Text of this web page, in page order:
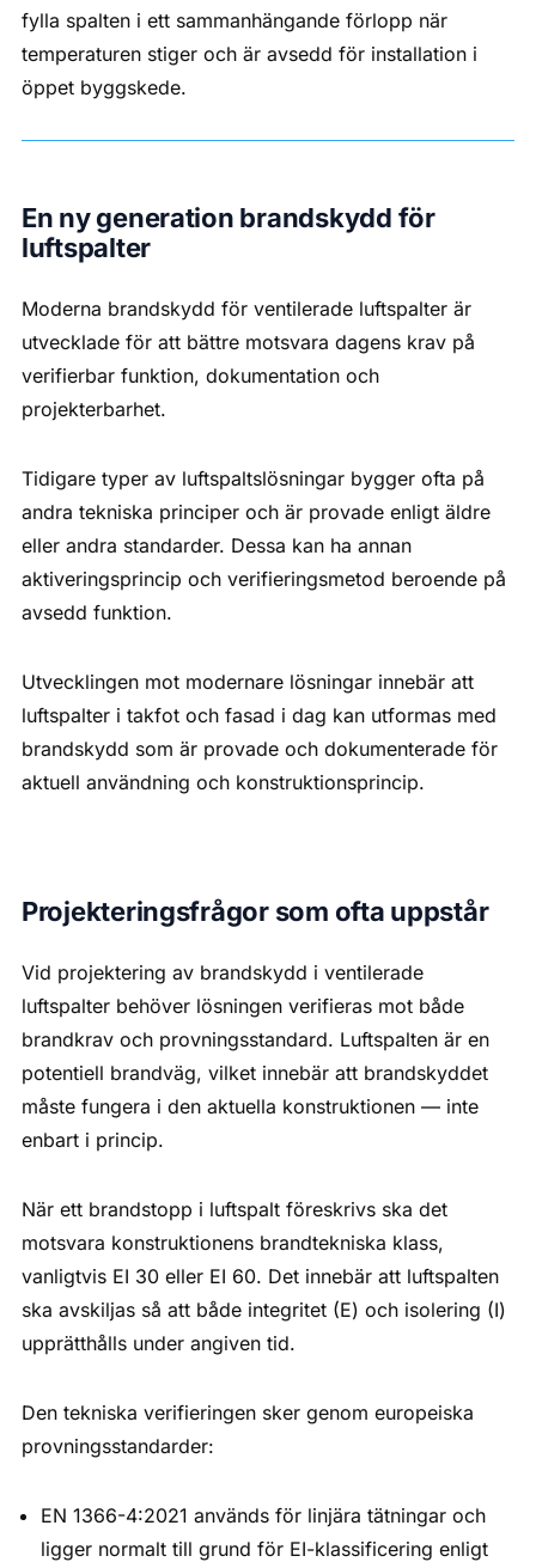
fylla spalten i ett sammanhängande förlopp när
temperaturen stiger och är avsedd för installation i
öppet byggskede.
En ny generation brandskydd för
luftspalter
Moderna brandskydd för ventilerade luftspalter är
utvecklade för att bättre motsvara dagens krav på
verifierbar funktion, dokumentation och
projekterbarhet.
Tidigare typer av luftspaltslösningar bygger ofta på
andra tekniska principer och är provade enligt äldre
eller andra standarder. Dessa kan ha annan
aktiveringsprincip och verifieringsmetod beroende på
avsedd funktion.
Utvecklingen mot modernare lösningar innebär att
luftspalter i takfot och fasad i dag kan utformas med
brandskydd som är provade och dokumenterade för
aktuell användning och konstruktionsprincip.
Projekteringsfrågor som ofta uppstår
Vid projektering av brandskydd i ventilerade
luftspalter behöver lösningen verifieras mot både
brandkrav och provningsstandard. Luftspalten är en
potentiell brandväg, vilket innebär att brandskyddet
måste fungera i den aktuella konstruktionen — inte
enbart i princip.
När ett brandstopp i luftspalt föreskrivs ska det
motsvara konstruktionens brandtekniska klass,
vanligtvis EI 30 eller EI 60. Det innebär att luftspalten
ska avskiljas så att både integritet (E) och isolering (I)
upprätthålls under angiven tid.
Den tekniska verifieringen sker genom europeiska
provningsstandarder:
EN 1366-4:2021 används för linjära tätningar och
ligger normalt till grund för EI-klassificering enligt